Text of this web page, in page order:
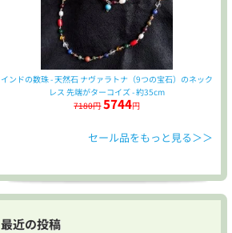
インドの数珠 - 天然石 ナヴァラトナ（9つの宝石）のネック
レス 先端がターコイズ - 約35cm
7180円5744円
セール品をもっと見る＞＞
最近の投稿